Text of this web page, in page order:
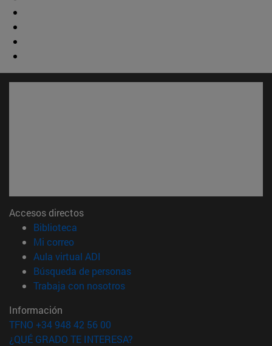
Accesos directos
Biblioteca
Mi correo(abre en nueva ventana)
Aula virtual ADI
Búsqueda de personas(abre en nueva ventana)
Trabaja con nosotros(abre en nueva ventana)
Información
TFNO +34 948 42 56 00
¿QUÉ GRADO TE INTERESA?